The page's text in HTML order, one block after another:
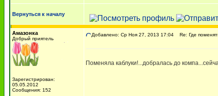
Вернуться к началу
Амазонка
Добрый приятель
Зарегистрирован:
05.05.2012
Сообщения: 152
Добавлено: Ср Ноя 27, 2013 17:04 Re: Где
Поменяла каблуки!...добралась до